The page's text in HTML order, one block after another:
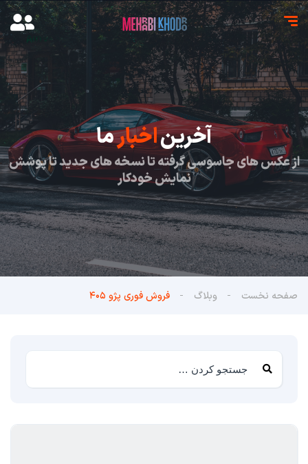
آخریناخبارما
از عکس های جاسوسی گرفته تا نسخه های جدید تا پوشش
نمایش خودکار
صفحه نخست وبلاگ فروش فوری پژو ۴۰۵